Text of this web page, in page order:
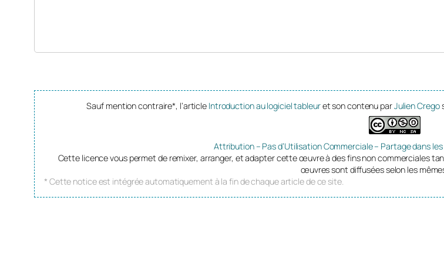
Sauf mention contraire*, l’article Introduction au logiciel tableuret son contenu parJulien Crego
Attribution – Pas d’Utilisation Commerciale – Partage dans
Cette licence vous permet de remixer, arranger, et adapter cette œuvre à des fins non commerciales
œuvres sont diffusées selon les
* Cette notice est intégrée automatiquement à la fin de chaque article de ce site.